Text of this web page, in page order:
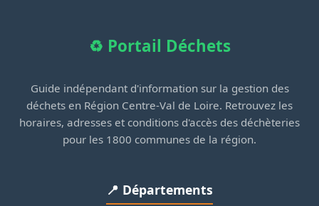
♻️ Portail Déchets
Guide indépendant d'information sur la gestion des
déchets en Région Centre-Val de Loire. Retrouvez les
horaires, adresses et conditions d'accès des déchèteries
pour les 1800 communes de la région.
📍 Départements